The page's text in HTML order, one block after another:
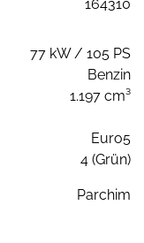
164310
77 kW / 105 PS
Benzin
1.197 cm³
Euro5
4 (Grün)
Parchim